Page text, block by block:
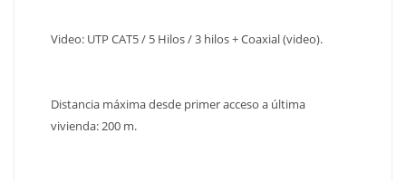
Video: UTP CAT5 / 5 Hilos / 3 hilos + Coaxial (video).
Distancia máxima desde primer acceso a última
vivienda: 200 m.